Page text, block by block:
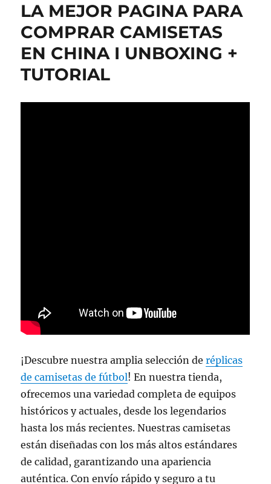
LA MEJOR PAGINA PARA
COMPRAR CAMISETAS
EN CHINA I UNBOXING +
TUTORIAL
¡Descubre nuestra amplia selección deréplicas
de camisetas de fútbol! En nuestra tienda,
ofrecemos una variedad completa de equipos
históricos y actuales, desde los legendarios
hasta los más recientes. Nuestras camisetas
están diseñadas con los más altos estándares
de calidad, garantizando una apariencia
auténtica. Con envío rápido y seguro a tu